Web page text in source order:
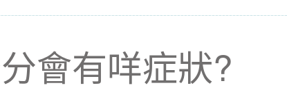
會有咩症狀?